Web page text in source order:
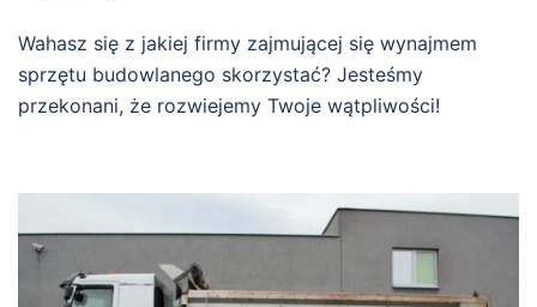
Wahasz się z jakiej firmy zajmującej się wynajmem
sprzętu budowlanego skorzystać? Jesteśmy
przekonani, że rozwiejemy Twoje wątpliwości!